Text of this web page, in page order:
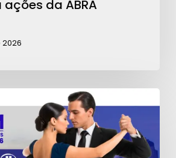
da ABRA